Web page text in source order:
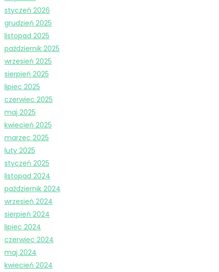
styczeń 2026
grudzień 2025
listopad 2025
październik 2025
wrzesień 2025
sierpień 2025
lipiec 2025
czerwiec 2025
maj 2025
kwiecień 2025
marzec 2025
luty 2025
styczeń 2025
listopad 2024
październik 2024
wrzesień 2024
sierpień 2024
lipiec 2024
czerwiec 2024
maj 2024
kwiecień 2024